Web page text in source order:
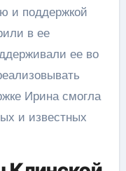
и поддержкой
в ее
ее во
Ирина смогла
и известных